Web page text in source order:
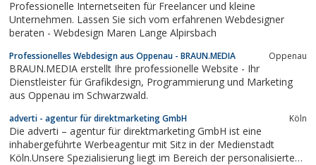
Professionelle Internetseiten für Freelancer und kleine
Unternehmen. Lassen Sie sich vom erfahrenen Webdesigner
beraten - Webdesign Maren Lange Alpirsbach
Professionelles Webdesign aus Oppenau - BRAUN.MEDIA Oppenau
BRAUN.MEDIA erstellt Ihre professionelle Website - Ihr
Dienstleister für Grafikdesign, Programmierung und Marketing
aus Oppenau im Schwarzwald.
adverti - agentur für direktmarketing GmbH Köln
Die adverti – agentur für direktmarketing GmbH ist eine
inhabergeführte Werbeagentur mit Sitz in der Medienstadt
Köln.Unsere Spezialisierung liegt im Bereich der personalisierten